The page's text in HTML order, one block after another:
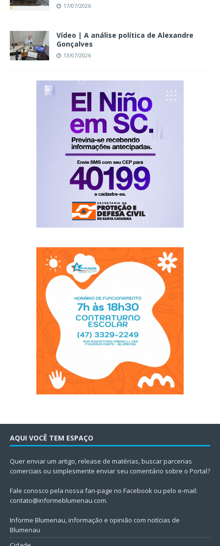
17/07/2026
Vídeo | A análise política de Alexandre
Gonçalves
13/07/2026
AQUI VOCÊ TEM ESPAÇO
Quer enviar um artigo, release de matérias, buscar parcerias
comerciais ou simplesmente enviar seu comentário sobre o Portal?
Fale conosco pela nossa fan-page no Facebook ou pelo e-mail:
contato@informeblumenau.com.
Informe Blumenau, informação e opinião com notícias de
Blumenau